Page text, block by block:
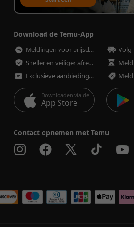
verkoopaccount
Download de Temu-App
Meldingen voor prijsdalingen
Sneller en veiliger afrekenen
Exclusieve aanbiedingen
Downloaden via de
App Store
Contact opnemen met Temu